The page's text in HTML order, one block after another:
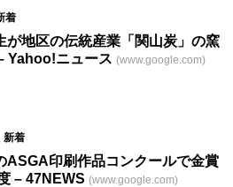
着
が地区の伝統産業 「関山炭」の窯
Yahoo!ニュース (www.google.com)
新着
ASGA印刷作品コンクールで金賞
– 47NEWS (www.google.com)